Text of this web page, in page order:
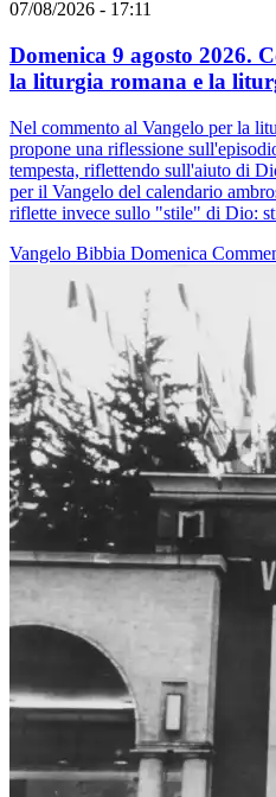
07/08/2026 - 17:11
Domenica 9 agosto 2026.
la liturgia romana e la
Nel commento al Vangelo per la
propone una riflessione
tempesta, riflettendo sull'aiuto di
per il Vangelo del calendario
riflette invece sullo "stile" di Dio:
Vangelo Bibbia Domenica